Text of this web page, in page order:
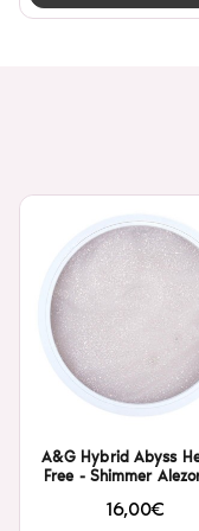
A&G Hybrid Abyss
Free - Shimmer
16,00€